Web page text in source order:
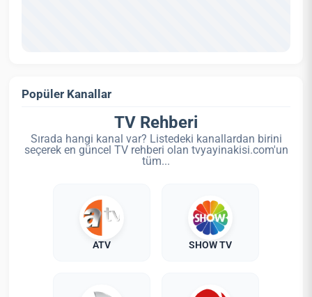
Popüler Kanallar
TV Rehberi
Sırada hangi kanal var? Listedeki kanallardan birini
seçerek en güncel TV rehberi olan tvyayinakisi.com'un
tüm...
ATV SHOW TV